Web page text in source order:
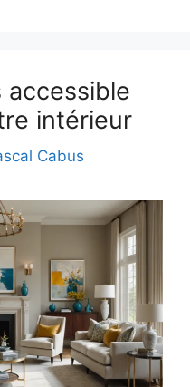
accessible
intérieur
Cabus